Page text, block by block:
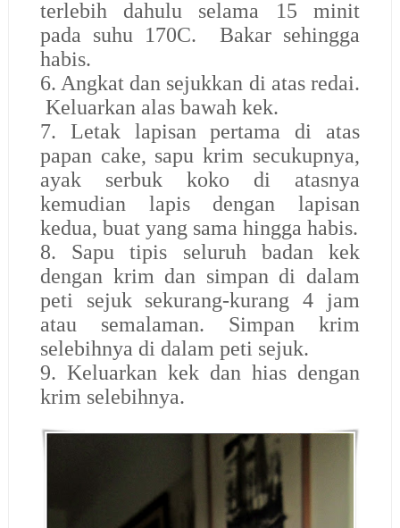
terlebih dahulu selama 15 minit
pada suhu 170C. Bakar sehingga
habis.
6. Angkat dan sejukkan di atas redai.
Keluarkan alas bawah kek.
7. Letak lapisan pertama di atas
papan cake, sapu krim secukupnya,
ayak serbuk koko di atasnya
kemudian lapis dengan lapisan
kedua, buat yang sama hingga habis.
8. Sapu tipis seluruh badan kek
dengan krim dan simpan di dalam
peti sejuk sekurang-kurang 4 jam
atau semalaman. Simpan krim
selebihnya di dalam peti sejuk.
9. Keluarkan kek dan hias dengan
krim selebihnya.